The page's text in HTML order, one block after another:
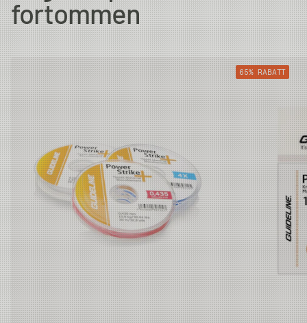
1X 0.64mm 0.26mm 4.9kg
4kg
3.3kg
0.61mm 0.185mm
0.59mm 0.148mm 1.8kg
fortommen
65% RABATT